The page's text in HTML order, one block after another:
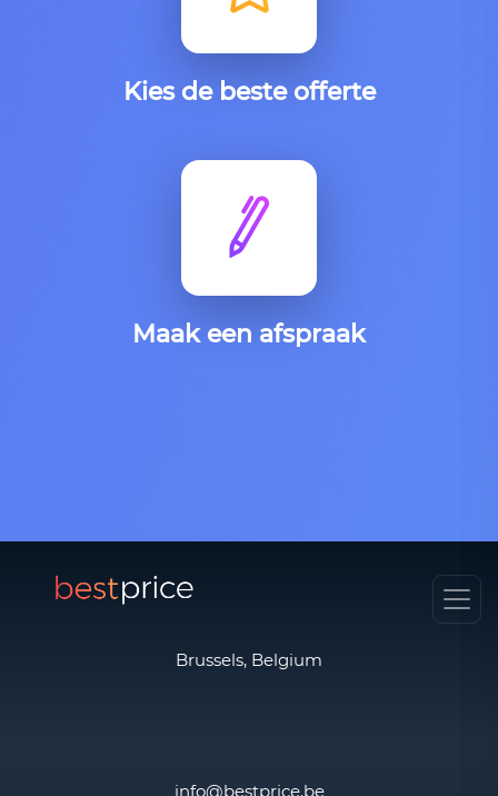
Kies de beste offerte
Maak een afspraak
Brussels, Belgium
info@bestprice.be